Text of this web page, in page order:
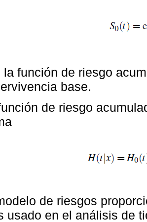
la función de riesgo
base.
de riesgo
de riesgos
usado en el análisis de